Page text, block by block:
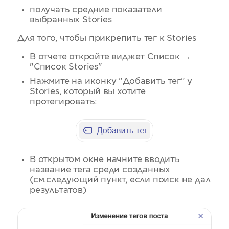
получать средние показатели
выбранных Stories
Для того, чтобы прикрепить тег к Stories
В отчете откройте виджет Список →
"Список Stories"
Нажмите на иконку "Добавить тег" у
Stories, который вы хотите
протегировать:
В открытом окне начните вводить
название тега среди созданных
(см.следующий пункт, если поиск не дал
результатов)